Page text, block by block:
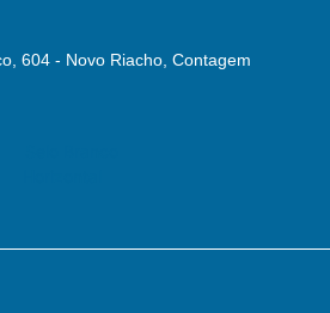
604 - Novo Riacho, Contagem